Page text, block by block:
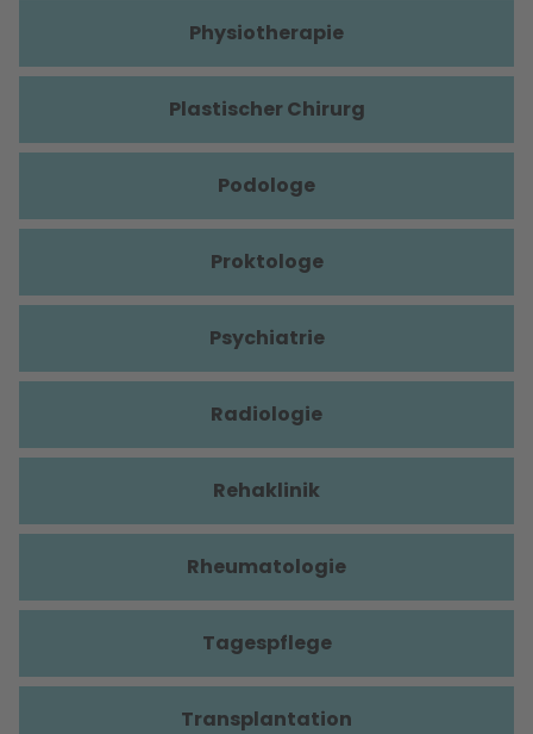
Physiotherapie
Plastischer Chirurg
Podologe
Proktologe
Psychiatrie
Radiologie
Rehaklinik
Rheumatologie
Tagespflege
Transplantation